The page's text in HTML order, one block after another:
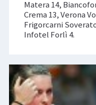
Matera 14,
Crema 13, Verona
Frigorcarni
Infotel Forlì 4.